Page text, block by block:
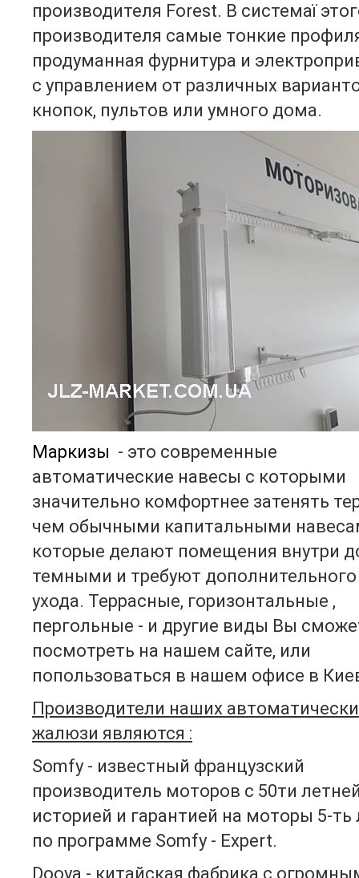
производителя Forest. В системаї
производителя самые тонкие
продуманная фурнитура и
с управлением от различных
кнопок, пультов или умного дома.
Маркизы - это современные
автоматические навесы с которыми
значительно комфортнее затенять
чем обычными капитальными
которые делают помещения внутри
темными и требуют дополнительного
ухода. Террасные, горизонтальные ,
пергольные - и другие виды Вы
посмотреть на нашем сайте, или
попользоваться в нашем офисе в
Производители наших
жалюзи являются :
Somfy - известный французский
производитель моторов с 50ти
историей и гарантией на моторы 5-ть
по программе Somfy - Expert.
Dooya - китайская фабрика c